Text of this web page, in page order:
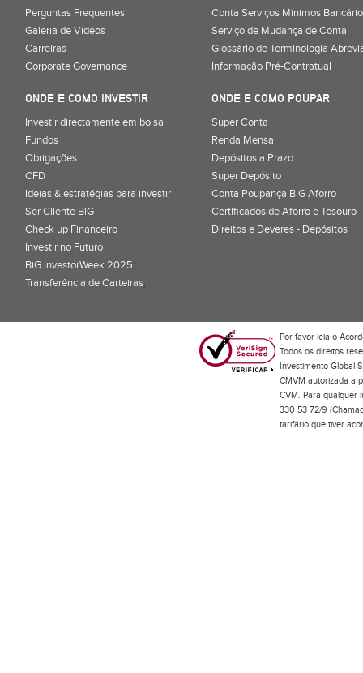
Perguntas Frequentes
Galeria de Vídeos
Carreiras
Corporate Governance
Conta Serviços Mínimos
Serviço de Mudança de Conta
Glossário de Terminologia
Informação Pré-Contratual
ONDE E COMO INVESTIR
Investir directamente em bolsa
Fundos
Obrigações
CFD
Ideias & estratégias para investir
Ser Cliente BiG
Check up Financeiro
Investir no Futuro
BiG InvestorWeek 2025;
Transferência de Carteiras;
ONDE E COMO POUPAR
Super Conta
Renda Mensal
Depósitos a Prazo
Super Depósito
Conta Poupança BiG Aforro
Certificados de Aforro e Tesouro
Direitos e Deveres - Depósitos
Por favor leia o
Todos os direitos
Investimento Global
CMVM autorizada a
CVM. Para qualquer
330 53 72/9
tarifário que tiver